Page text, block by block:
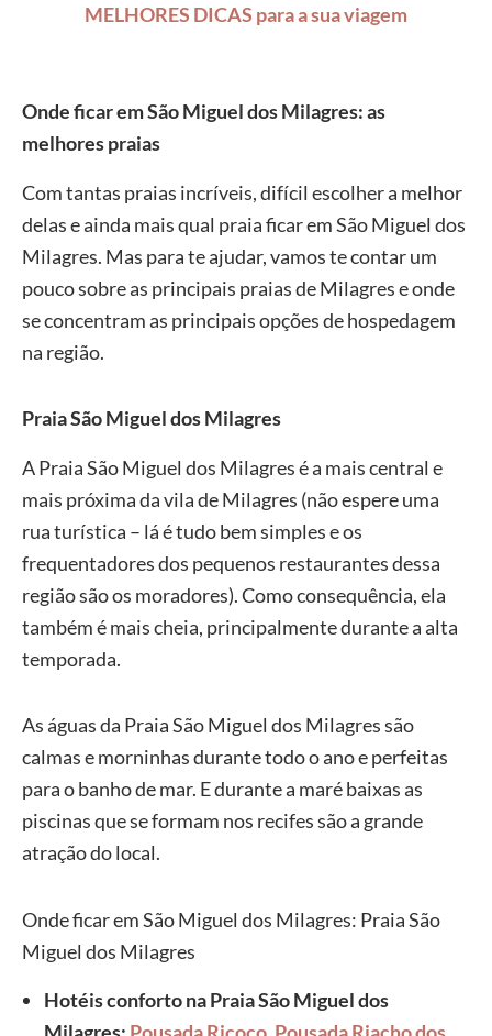
MELHORES DICAS para a sua viagem
Onde ficar em São Miguel dos Milagres: as
melhores praias
Com tantas praias incríveis, difícil escolher a melhor
delas e ainda mais qual praia ficar em São Miguel dos
Milagres. Mas para te ajudar, vamos te contar um
pouco sobre as principais praias de Milagres e onde
se concentram as principais opções de hospedagem
na região.
Praia São Miguel dos Milagres
A Praia São Miguel dos Milagres é a mais central e
mais próxima da vila de Milagres (não espere uma
rua turística – lá é tudo bem simples e os
frequentadores dos pequenos restaurantes dessa
região são os moradores). Como consequência, ela
também é mais cheia, principalmente durante a alta
temporada.
As águas da Praia São Miguel dos Milagres são
calmas e morninhas durante todo o ano e perfeitas
para o banho de mar. E durante a maré baixas as
piscinas que se formam nos recifes são a grande
atração do local.
Onde ficar em São Miguel dos Milagres: Praia São
Miguel dos Milagres
Hotéis conforto na Praia São Miguel dos